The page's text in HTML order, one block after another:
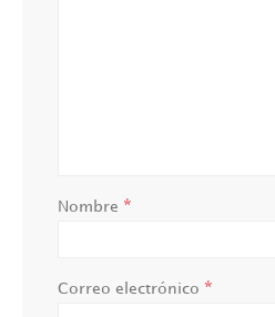
Nombre *
Correo electrónico *